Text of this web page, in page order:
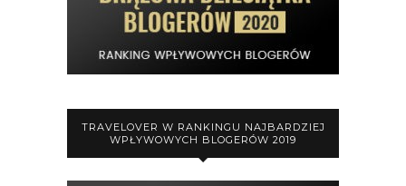
TRAVELOVER W RANKINGU NAJBARDZIEJ
WPŁYWOWYCH BLOGERÓW 2019